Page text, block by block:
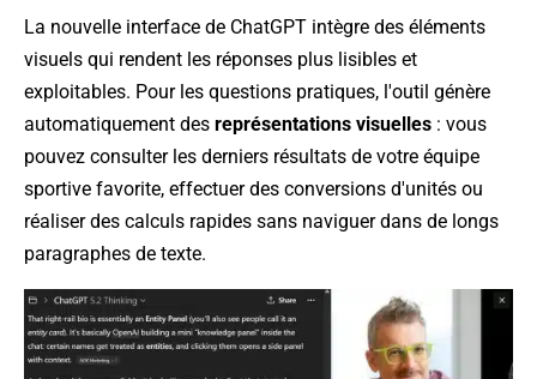
La nouvelle interface de ChatGPT intègre des éléments
visuels qui rendent les réponses plus lisibles et
exploitables. Pour les questions pratiques, l'outil génère
automatiquement des représentations visuelles : vous
pouvez consulter les derniers résultats de votre équipe
sportive favorite, effectuer des conversions d'unités ou
réaliser des calculs rapides sans naviguer dans de longs
paragraphes de texte.